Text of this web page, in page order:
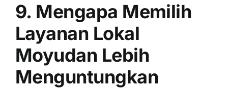
9. Mengapa Memilih
Layanan Lokal
Moyudan Lebih
Menguntungkan